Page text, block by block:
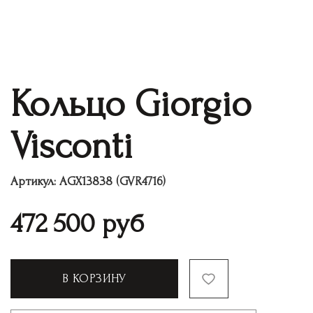
Кольцо Giorgio
Visconti
Артикул: AGX13838 (GVR4716)
472 500 руб
В КОРЗИНУ